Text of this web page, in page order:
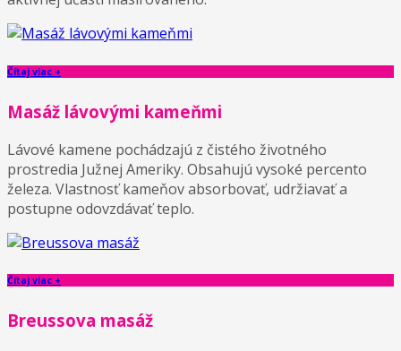
Čítaj viac +
Masáž lávovými kameňmi
Lávové kamene pochádzajú z čistého životného
prostredia Južnej Ameriky. Obsahujú vysoké percento
železa. Vlastnosť kameňov absorbovať, udržiavať a
postupne odovzdávať teplo.
Čítaj viac +
Breussova masáž